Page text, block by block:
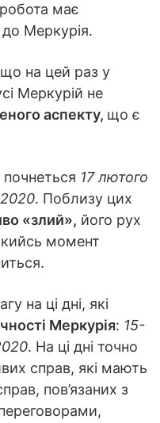
має
Меркурія.
на цей раз у
Меркурій не
аспекту, що є
17 лютого
. Поблизу цих
«злий», його рух
момент
на ці дні, які
Меркурія: 15-
. На ці дні точно
справ, які мають
пов’язаних з